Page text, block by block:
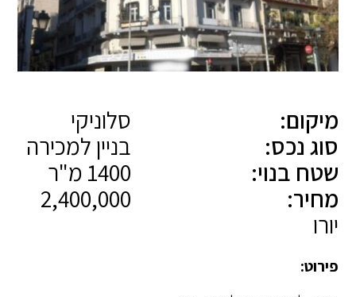
מיקום:
סלוניקי
סוג נכס:
בניין למכירה
שטח בנוי:
מחיר:
2,400,000
יורו
פירוט: